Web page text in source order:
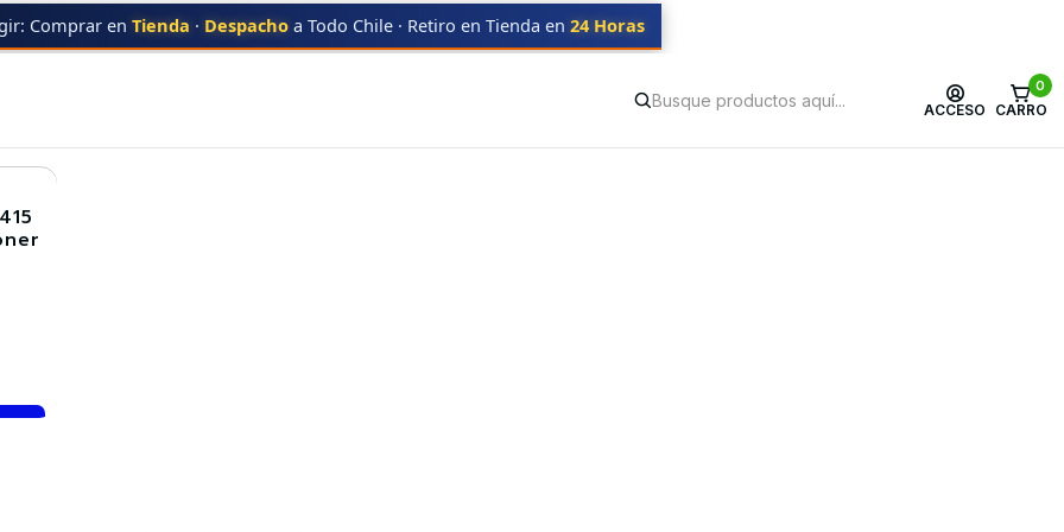
ACCESO
0
CARRO
Comprar en Tienda · Despacho a Todo Chile · Retiro en Tienda en 24 Horas
106R01415